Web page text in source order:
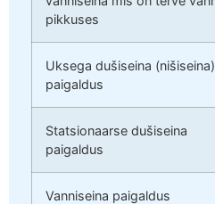
pikkuses
Uksega dušiseina (nišiseina)
paigaldus
Statsionaarse dušiseina
paigaldus
Vanniseina paigaldus